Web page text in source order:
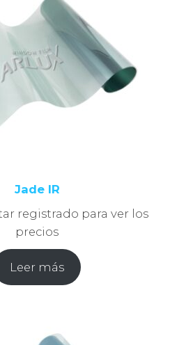
Jade IR
registrado para ver los
precios
Leer más